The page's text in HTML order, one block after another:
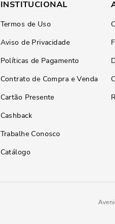
INSTITUCIONAL
Termos de Uso
Aviso de Privacidade
Políticas de Pagamento
Contrato de Compra e Venda
Cartão Presente
Cashback
Trabalhe Conosco
Catálogo